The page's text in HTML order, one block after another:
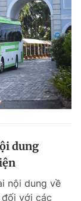
dung
nội dung về
với các